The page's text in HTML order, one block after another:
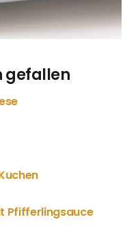
gefallen
Pfifferlingsauce